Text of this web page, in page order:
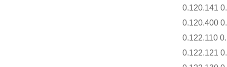
0.120.141
0.120.400
0.122.110
0.122.121